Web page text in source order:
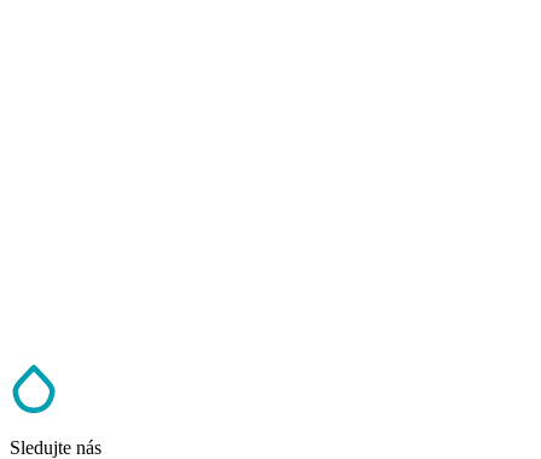
Sledujte nás